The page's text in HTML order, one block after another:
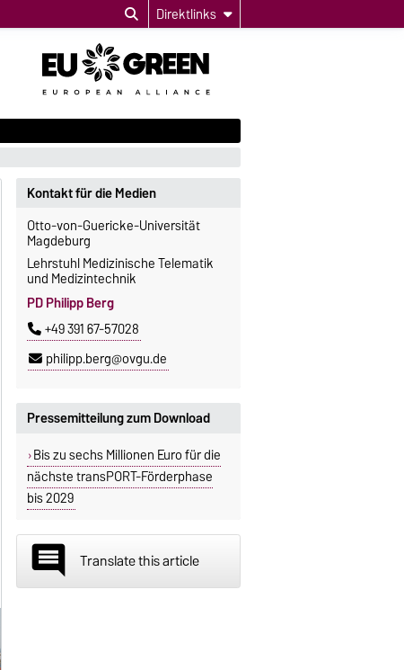
Direktlinks
Kontakt für die Medien
Otto-von-Guericke-Universität
Magdeburg
Lehrstuhl Medizinische Telematik
und Medizintechnik
PD Philipp Berg
+49 391 67-57028
philipp.berg@ovgu.de
Pressemitteilung zum Download
Bis zu sechs Millionen Euro für die
nächste transPORT-Förderphase
bis 2029
insert_comment Translate this article